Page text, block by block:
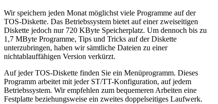
Wir speichern jeden Monat möglichst viele Programme auf der
TOS-Diskette. Das Betriebssystem bietet auf einer zweiseitigen
Diskette jedoch nur 720 KByte Speicherplatz. Um dennoch bis zu
1,7 MByte Programme, Tips und Tricks auf der Diskette
unterzubringen, haben wir sämtliche Dateien zu einer
nichtablauffähigen Version verkürzt.
Auf jeder TOS-Diskette finden Sie ein Menüprogramm. Dieses
Programm arbeitet mit jeder ST/TT-Konfiguration, auf jedem
Betriebssystem. Wir empfehlen zum bequemeren Arbeiten eine
Festplatte beziehungsweise ein zweites doppelseitiges Laufwerk.